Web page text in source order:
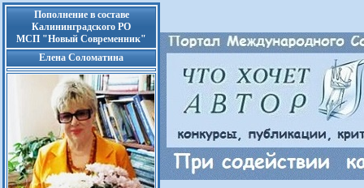
Пополнение в составе
Калининградского РО
МСП "Новый Современник"
Елена Соломатина